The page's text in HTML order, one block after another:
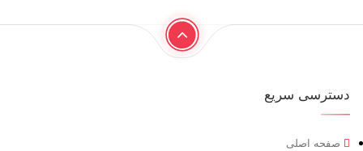
دسترسی سریع
صفحه اصلی